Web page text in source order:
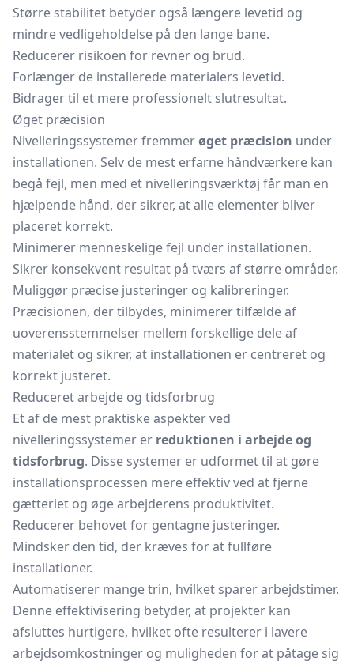
Større stabilitet betyder også længere levetid og
mindre vedligeholdelse på den lange bane.
Reducerer risikoen for revner og brud.
Forlænger de installerede materialers levetid.
Bidrager til et mere professionelt slutresultat.
Øget præcision
Nivelleringssystemer fremmerøget præcision under
installationen. Selv de mest erfarne håndværkere kan
begå fejl, men med et nivelleringsværktøj får man en
hjælpende hånd, der sikrer, at alle elementer bliver
placeret korrekt.
Minimerer menneskelige fejl under installationen.
Sikrer konsekvent resultat på tværs af større områder.
Muliggør præcise justeringer og kalibreringer.
Præcisionen, der tilbydes, minimerer tilfælde af
uoverensstemmelser mellem forskellige dele af
materialet og sikrer, at installationen er centreret og
korrekt justeret.
Reduceret arbejde og tidsforbrug
Et af de mest praktiske aspekter ved
nivelleringssystemer er reduktionen i arbejde og
tidsforbrug. Disse systemer er udformet til at gøre
installationsprocessen mere effektiv ved at fjerne
gætteriet og øge arbejderens produktivitet.
Reducerer behovet for gentagne justeringer.
Mindsker den tid, der kræves for at fullføre
installationer.
Automatiserer mange trin, hvilket sparer arbejdstimer.
Denne effektivisering betyder, at projekter kan
afsluttes hurtigere, hvilket ofte resulterer i lavere
arbejdsomkostninger og muligheden for at påtage sig